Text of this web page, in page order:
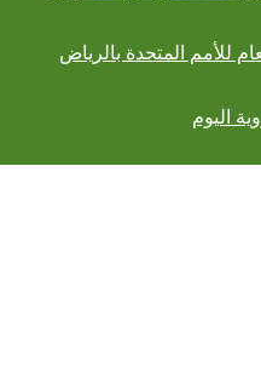
للأمم المتحدة بالرياض
اليوم